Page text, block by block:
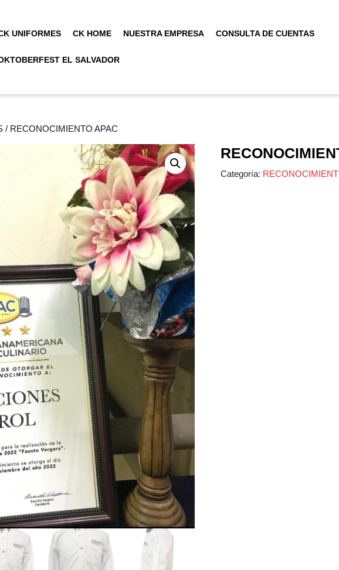
UNIFORMES CK HOME NUESTRA EMPRESA CONSULTA DE CUENTAS
EL SALVADOR
/ RECONOCIMIENTO APAC
Categoría: